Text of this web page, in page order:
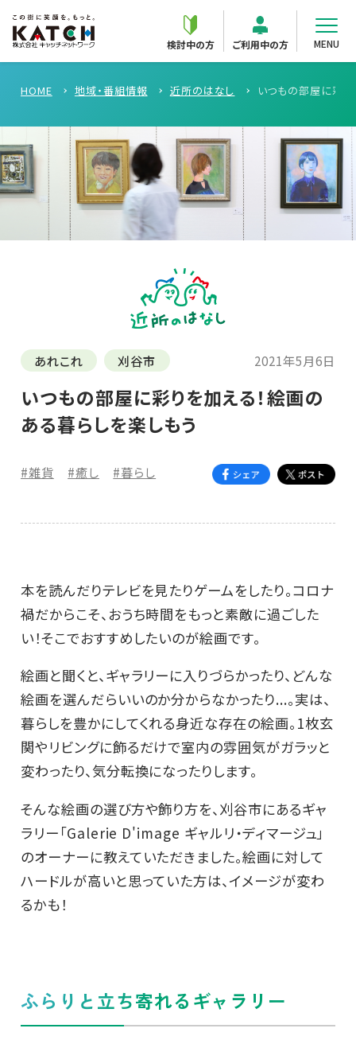
検討中の方 ご利用中の方 MENU
HOME 地域・番組情報 近所のはなし いつもの部屋に彩り
あれこれ 刈谷市 2021年5月6日
いつもの部屋に彩りを加える！絵画の
ある暮らしを楽しもう
#雑貨 #癒し #暮らし
本を読んだりテレビを見たりゲームをしたり。コロナ
禍だからこそ、おうち時間をもっと素敵に過ごした
い！そこでおすすめしたいのが絵画です。
絵画と聞くと、ギャラリーに入りづらかったり、どんな
絵画を選んだらいいのか分からなかったり...。実は、
暮らしを豊かにしてくれる身近な存在の絵画。1枚玄
関やリビングに飾るだけで室内の雰囲気がガラッと
変わったり、気分転換になったりします。
そんな絵画の選び方や飾り方を、刈谷市にあるギャ
ラリー「Galerie D'image ギャルリ・ディマージュ」
のオーナーに教えていただきました。絵画に対して
ハードルが高いと思っていた方は、イメージが変わ
るかも！
ふらりと立ち寄れるギャラリー